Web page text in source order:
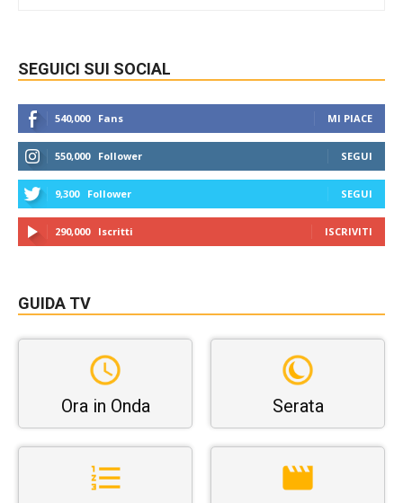
SEGUICI SUI SOCIAL
540,000 Fans MI PIACE
550,000 Follower SEGUI
9,300 Follower SEGUI
290,000 Iscritti ISCRIVITI
GUIDA TV
Ora in Onda Serata